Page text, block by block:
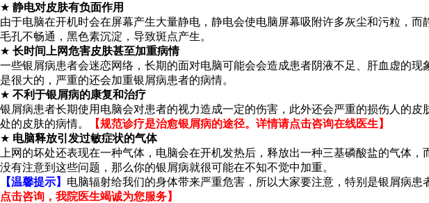
★ 静电对皮肤有负面作用
由于电脑在开机时会在屏幕产生大量静电，静电会使电脑屏幕吸附许多灰尘和污粒，
毛孔不畅通，黑色素沉淀，导致斑点产生。
★ 长时间上网危害皮肤甚至加重病情
一些银屑病患者会迷恋网络，长期的面对电脑可能会会造成患者阴液不足、肝血虚的
是很大的，严重的还会加重银屑病患者的病情。
★ 不利于银屑病的康复和治疗
银屑病患者长期使用电脑会对患者的视力造成一定的伤害，此外还会严重的损伤人的
处的皮肤的病情。
【规范诊疗是治愈银屑病的途径。详情请点击咨询在线医生】
★ 电脑释放引发过敏症状的气体
上网的坏处还表现在一种气体，电脑会在开机发热后，释放出一种三基磷酸盐的气体
没有注意到这些问题，那么你的银屑病就很可能在不知不觉中加重。
【温馨提示】 电脑辐射给我们的身体带来严重危害，所以大家要注意，特别是银屑病
点击咨询，我院医生竭诚为您服务】